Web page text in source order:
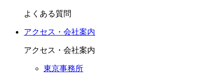
よくある質問
アクセス・会社案内
アクセス・会社案内
東京事務所